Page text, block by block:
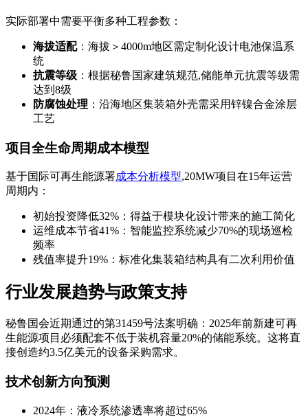
实际部署中需要平衡多种工程参数：
海拔适配：海拔＞4000m地区需定制化设计电池保温系
统
抗震等级 ：根据秘鲁国家建筑规范,储能单元抗震等级需
达到8级
防腐蚀处理 ：沿海地区集装箱外壳需采用锌镍合金涂层
工艺
项目全生命周期成本模型
基于国际可再生能源署成本分析模型,20MW项目在15年运营
周期内：
初始投资降低32%：得益于模块化设计带来的施工简化
运维成本节省41%：智能监控系统减少70%的现场巡检
频率
残值率提升19%：标准化集装箱结构具有二次利用价值
行业发展趋势与政策支持
秘鲁国会近期通过的第31459号法案明确：2025年前新建可再
生能源项目必须配套不低于装机容量20%的储能系统。这将直
接创造约3.5亿美元的设备采购需求。
技术创新方向预测
2024年：液冷系统渗透率将超过65%